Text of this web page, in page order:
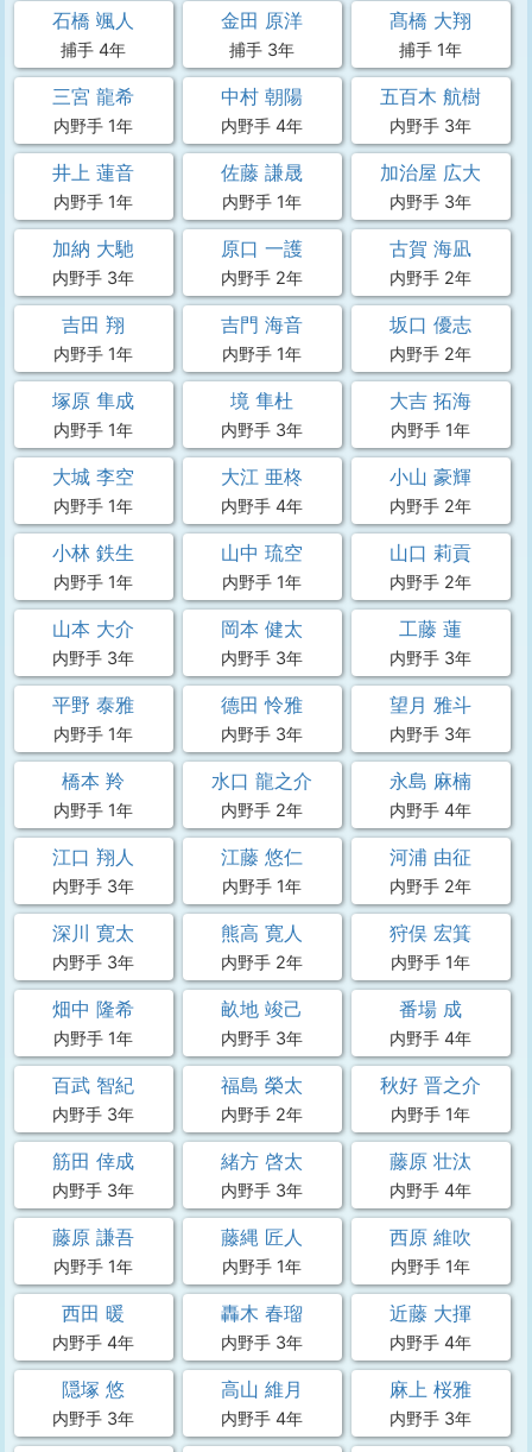
石橋 颯人
捕手 4年
金田 原洋
捕手 3年
髙橋 大翔
捕手 1年
三宮 龍希
内野手 1年
中村 朝陽
内野手 4年
五百木 航樹
内野手 3年
井上 蓮音
内野手 1年
佐藤 謙晟
内野手 1年
加治屋 広大
内野手 3年
加納 大馳
内野手 3年
原口 一護
内野手 2年
古賀 海凪
内野手 2年
吉田 翔
内野手 1年
吉門 海音
内野手 1年
坂口 優志
内野手 2年
塚原 隼成
内野手 1年
境 隼杜
内野手 3年
大吉 拓海
内野手 1年
大城 李空
内野手 1年
大江 亜柊
内野手 4年
小山 豪輝
内野手 2年
小林 鉄生
内野手 1年
山中 琉空
内野手 1年
山口 莉貢
内野手 2年
山本 大介
内野手 3年
岡本 健太
内野手 3年
工藤 蓮
内野手 3年
平野 泰雅
内野手 1年
德田 怜雅
内野手 3年
望月 雅斗
内野手 3年
橋本 羚
内野手 1年
水口 龍之介
内野手 2年
永島 麻楠
内野手 4年
江口 翔人
内野手 3年
江藤 悠仁
内野手 1年
河浦 由征
内野手 2年
深川 寛太
内野手 3年
熊高 寛人
内野手 2年
狩俣 宏箕
内野手 1年
畑中 隆希
内野手 1年
畝地 竣己
内野手 3年
番場 成
内野手 4年
百武 智紀
内野手 3年
福島 榮太
内野手 2年
秋好 晋之介
内野手 1年
筋田 倖成
内野手 3年
緒方 啓太
内野手 3年
藤原 壮汰
内野手 4年
藤原 謙吾
内野手 1年
藤縄 匠人
内野手 1年
西原 維吹
内野手 1年
西田 暖
内野手 4年
轟木 春瑠
内野手 3年
近藤 大揮
内野手 4年
隠塚 悠
内野手 3年
高山 維月
内野手 4年
麻上 桜雅
内野手 3年